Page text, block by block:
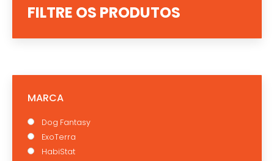
FILTRE OS PRODUTOS
MARCA
Dog Fantasy
ExoTerra
HabiStat